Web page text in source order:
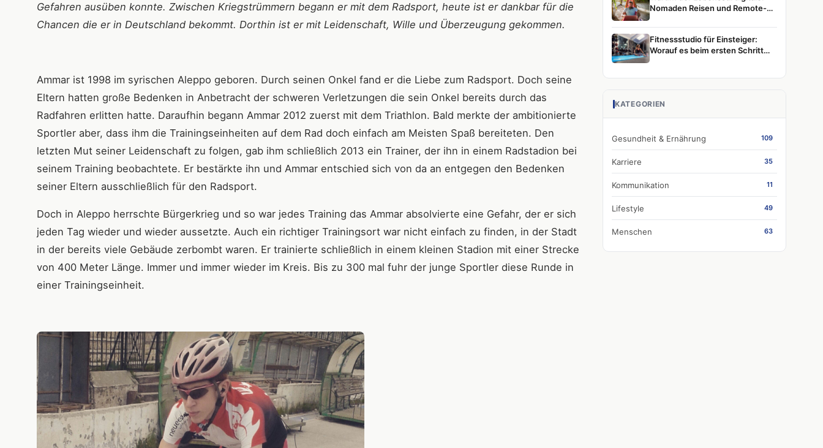
Gefahren ausüben konnte. Zwischen Kriegstrümmern begann er mit dem Radsport, heute ist er dankbar für die
Chancen die er in Deutschland bekommt. Dorthin ist er mit Leidenschaft, Wille und Überzeugung gekommen.
Ammar ist 1998 im syrischen Aleppo geboren. Durch seinen Onkel fand er die Liebe zum Radsport. Doch seine
Eltern hatten große Bedenken in Anbetracht der schweren Verletzungen die sein Onkel bereits durch das
Radfahren erlitten hatte. Daraufhin begann Ammar 2012 zuerst mit dem Triathlon. Bald merkte der ambitionierte
Sportler aber, dass ihm die Trainingseinheiten auf dem Rad doch einfach am Meisten Spaß bereiteten. Den
letzten Mut seiner Leidenschaft zu folgen, gab ihm schließlich 2013 ein Trainer, der ihn in einem Radstadion bei
seinem Training beobachtete. Er bestärkte ihn und Ammar entschied sich von da an entgegen den Bedenken
seiner Eltern ausschließlich für den Radsport.
Doch in Aleppo herrschte Bürgerkrieg und so war jedes Training das Ammar absolvierte eine Gefahr, der er sich
jeden Tag wieder und wieder aussetzte. Auch ein richtiger Trainingsort war nicht einfach zu finden, in der Stadt
in der bereits viele Gebäude zerbombt waren. Er trainierte schließlich in einem kleinen Stadion mit einer Strecke
von 400 Meter Länge. Immer und immer wieder im Kreis. Bis zu 300 mal fuhr der junge Sportler diese Runde in
einer Trainingseinheit.
Nomaden Reisen und Remote-
Fitnessstudio für Einsteiger:
Worauf es beim ersten Schritt
KATEGORIEN
Gesundheit & Ernährung 109
Karriere 35
Kommunikation 11
Lifestyle 49
Menschen 63